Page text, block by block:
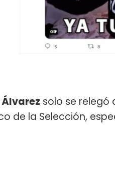
solo se relegó
de la Selección,